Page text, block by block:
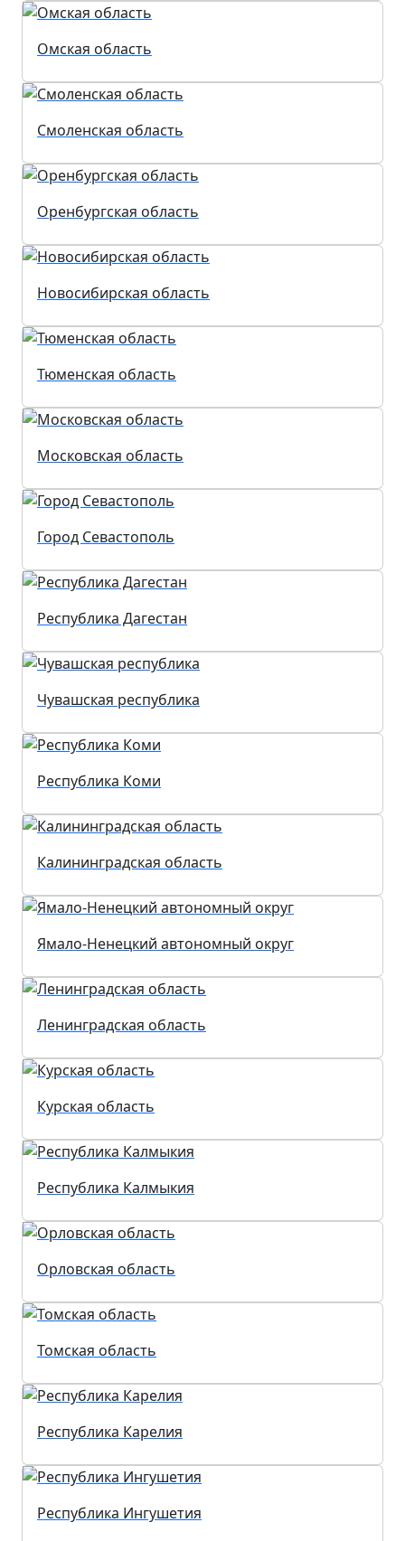
Омская область
Смоленская область
Оренбургская область
Новосибирская область
Тюменская область
Московская область
Город Севастополь
Республика Дагестан
Чувашская республика
Республика Коми
Калининградская область
Ямало-Ненецкий автономный округ
Ленинградская область
Курская область
Республика Калмыкия
Орловская область
Томская область
Республика Карелия
Республика Ингушетия